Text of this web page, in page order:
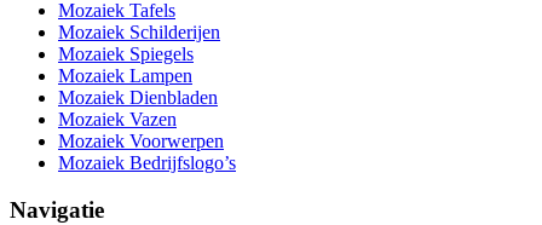
Mozaiek Tafels
Mozaiek Schilderijen
Mozaiek Spiegels
Mozaiek Lampen
Mozaiek Dienbladen
Mozaiek Vazen
Mozaiek Voorwerpen
Mozaiek Bedrijfslogo’s
Navigatie